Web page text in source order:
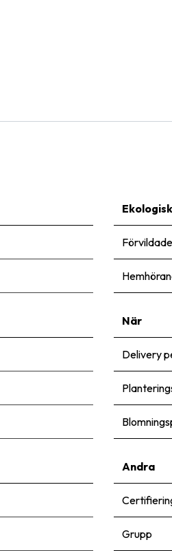
Ekologisk
Förvildade
När
Delivery
Andra
Grupp